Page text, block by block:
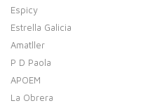
Espicy
Estrella Galicia
Amatller
P D Paola
APOEM
La Obrera